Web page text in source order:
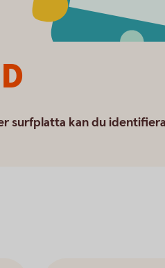
surfplatta kan du